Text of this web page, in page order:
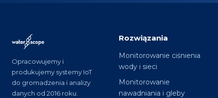
Opracowujemy i
produkujemy systemy IoT
do gromadzenia i analizy
danych od 2016 roku.
Rozwiązania
Monitorowanie ciśnienia
wody i sieci
Monitorowanie
nawadniania i gleby